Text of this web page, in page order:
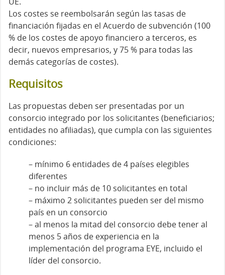
Los costes se reembolsarán según las tasas de
financiación fijadas en el Acuerdo de subvención (100
% de los costes de apoyo financiero a terceros, es
decir, nuevos empresarios, y 75 % para todas las
demás categorías de costes).
Requisitos
Las propuestas deben ser presentadas por un
consorcio integrado por los solicitantes (beneficiarios;
entidades no afiliadas), que cumpla con las siguientes
condiciones:
– mínimo 6 entidades de 4 países elegibles
diferentes
– no incluir más de 10 solicitantes en total
– máximo 2 solicitantes pueden ser del mismo
país en un consorcio
– al menos la mitad del consorcio debe tener al
menos 5 años de experiencia en la
implementación del programa EYE, incluido el
líder del consorcio.